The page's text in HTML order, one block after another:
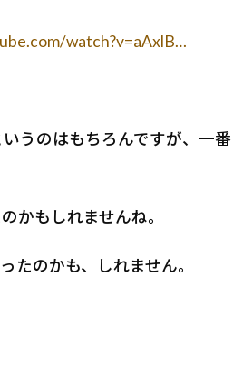
watch?v=aAxlB…
うのはもちろんですが、一番
かもしれませんね。
たのかも、しれません。